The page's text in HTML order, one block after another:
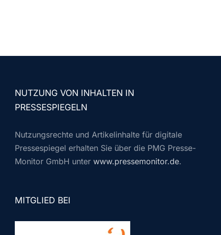
NUTZUNG VON INHALTEN IN
PRESSESPIEGELN
Nutzungsrechte und Artikelinhalte für digitale
Pressespiegel erhalten Sie über die PMG Presse-
Monitor GmbH unter www.pressemonitor.de.
MITGLIED BEI